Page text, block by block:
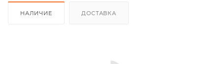
НАЛИЧИЕ ДОСТАВКА